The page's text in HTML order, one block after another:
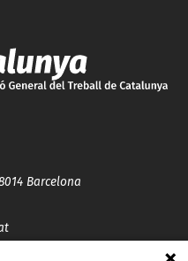
Barcelona